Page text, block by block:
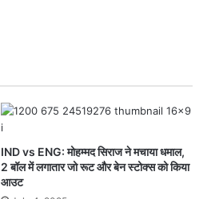
IND vs ENG: मोहम्मद सिराज ने मचाया धमाल,
2 बॉल में लगातार जो रूट और बेन स्टोक्स को किया
आउट